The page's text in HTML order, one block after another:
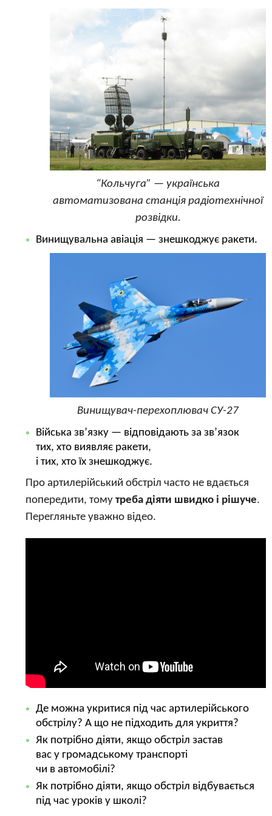
“Кольчуга” — українська
автоматизована станція радіотехнічної
розвідки.
Винищувальна авіація — знешкоджує ракети.
Винищувач-перехоплювач СУ-27
Війська зв’язку — відповідають за зв’язок
тих, хто виявляє ракети,
і тих, хто їх знешкоджує.
Про артилерійський обстріл часто не вдається
попередити, тому треба діяти швидко і рішуче.
Перегляньте уважно відео.
Де можна укритися під час артилерійського
обстрілу? А що не підходить для укриття?
Як потрібно діяти, якщо обстріл застав
вас у громадському транспорті
чи в автомобілі?
Як потрібно діяти, якщо обстріл відбувається
під час уроків у школі?